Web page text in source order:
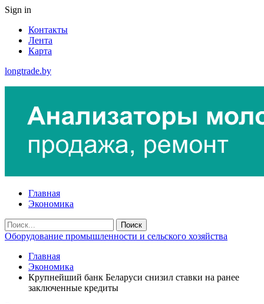
Sign in
Контакты
Лента
Карта
longtrade.by
Главная
Экономика
Оборудование промышленности и сельского хозяйства
Главная
Экономика
Крупнейший банк Беларуси снизил ставки на ранее
заключенные кредиты